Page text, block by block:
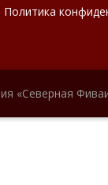
Политика
«Северная